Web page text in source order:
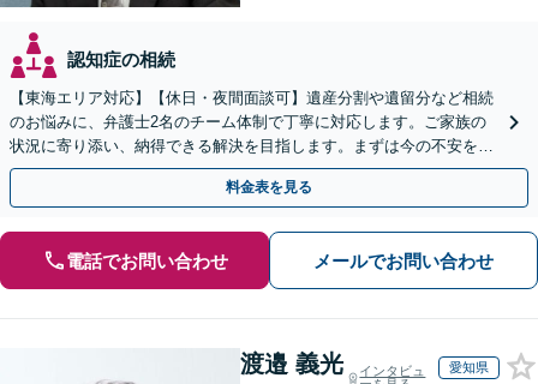
認知症の相続
【東海エリア対応】【休日・夜間面談可】遺産分割や遺留分など相続
のお悩みに、弁護士2名のチーム体制で丁寧に対応します。ご家族の
状況に寄り添い、納得できる解決を目指します。まずは今の不安をお
聞かせください【メール・WEB相談可】
料金表を見る
電話でお問い合わせ メールでお問い合わせ
渡邉 義光
インタビュ
愛知県